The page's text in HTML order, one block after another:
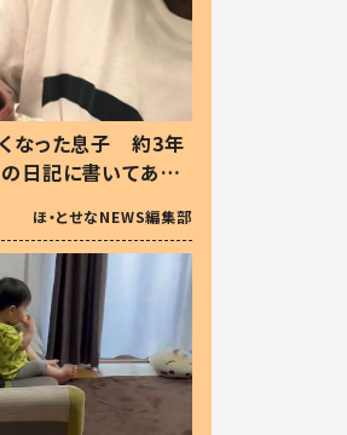
なった息子 約3年
日記に書いてあっ
ほ・とせなNEWS編集部